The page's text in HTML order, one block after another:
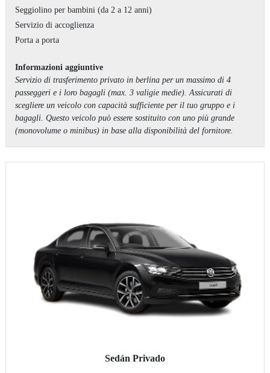
Seggiolino per bambini (da 2 a 12 anni)
Servizio di accoglienza
Porta a porta
Informazioni aggiuntive
Servizio di trasferimento privato in berlina per un massimo di 4
passeggeri e i loro bagagli (max. 3 valigie medie). Assicurati di
scegliere un veicolo con capacità sufficiente per il tuo gruppo e i
bagagli. Questo veicolo può essere sostituito con uno più grande
(monovolume o minibus) in base alla disponibilità del fornitore.
Sedán Privado